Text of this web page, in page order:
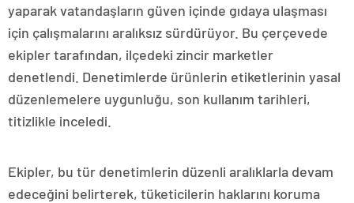
yaparak vatandaşların güven içinde gıdaya ulaşması
için çalışmalarını aralıksız sürdürüyor. Bu çerçevede
ekipler tarafından, ilçedeki zincir marketler
denetlendi. Denetimlerde ürünlerin etiketlerinin yasal
düzenlemelere uygunluğu, son kullanım tarihleri,
titizlikle inceledi.
Ekipler, bu tür denetimlerin düzenli aralıklarla devam
edeceğini belirterek, tüketicilerin haklarını koruma